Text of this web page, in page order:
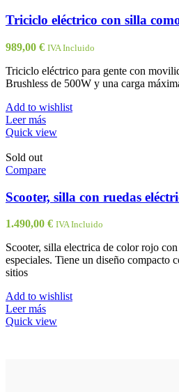
Triciclo eléctrico con silla
989,00 € IVA Incluido
Triciclo eléctrico para gente con
Brushless de 500W y una carga
Add to wishlist
Leer más
Quick view
Sold out
Compare
Scooter, silla con ruedas
1.490,00 € IVA Incluido
Scooter, silla electrica de color rojo con
especiales. Tiene un diseño compacto
sitios
Add to wishlist
Leer más
Quick view